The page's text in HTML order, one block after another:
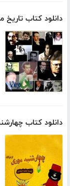
دانلود کتاب تاریخ
دانلود کتاب